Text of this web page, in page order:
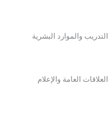
التدريب والموارد البشرية
العلاقات العامة والإعلام